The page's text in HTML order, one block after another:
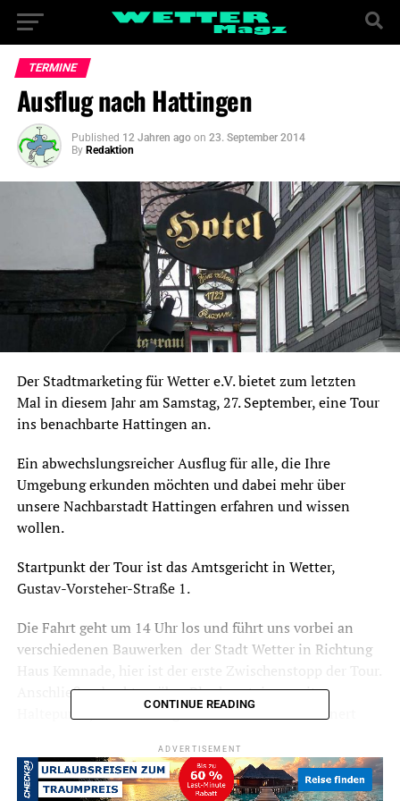
TERMINE
Ausflug nach Hattingen
Published 12 Jahren ago on 23. September 2014
By Redaktion
Der Stadtmarketing für Wetter e.V. bietet zum letzten
Mal in diesem Jahr am Samstag, 27. September, eine Tour
ins benachbarte Hattingen an.
Ein abwechslungsreicher Ausflug für alle, die Ihre
Umgebung erkunden möchten und dabei mehr über
unsere Nachbarstadt Hattingen erfahren und wissen
wollen.
Startpunkt der Tour ist das Amtsgericht in Wetter,
Gustav-Vorsteher-Straße 1.
Die Fahrt geht um 14 Uhr los und führt uns vorbei an
verschiedenen Bauwerken der Stadt Wetter in Richtung
Anschließend geht es über Blankenstein, zweiter
Haltepunkt, nach Hattingen. Stadtführer Ralf Lehnert
Sehenswürdigkeiten am „Wegesrand“.
Angekommen in Hattingen schließt sich eine etwa 60-
CONTINUE READING
ADVERTISEMENT